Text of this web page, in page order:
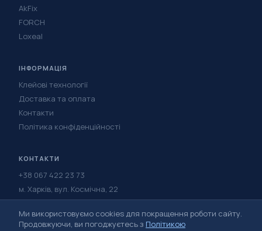
AkFix
FORCH
Loxeal
ІНФОРМАЦІЯ
Клейові технології
Доставка та оплата
Контакти
Політика конфіденційності
КОНТАКТИ
+38 067 422 23 73
м. Харків, вул. Космічна, 22
Написати в Telegram
Написати у Viber
Ми використовуємо cookies для покращення роботи сайту.
Продовжуючи, ви погоджуєтесь з Політикою